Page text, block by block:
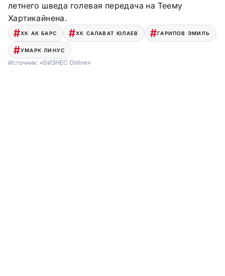
летнего шведа голевая передача на Теему
Хартикайнена.
ХК АК БАРС ХК САЛАВАТ ЮЛАЕВ ГАРИПОВ ЭМИЛЬ
УМАРК ЛИНУС
Источник: «БИЗНЕС Online»